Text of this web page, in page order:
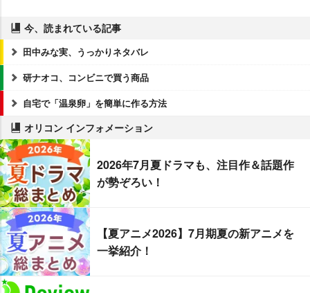
今、読まれている記事
田中みな実、うっかりネタバレ
研ナオコ、コンビニで買う商品
自宅で「温泉卵」を簡単に作る方法
オリコン インフォメーション
2026年7月夏ドラマも、注目作＆話題作
が勢ぞろい！
【夏アニメ2026】7月期夏の新アニメを
一挙紹介！